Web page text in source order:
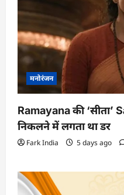
मनोरंजन
Ramayana की
निकलने में लगता था डर
Fark India 5 days ago